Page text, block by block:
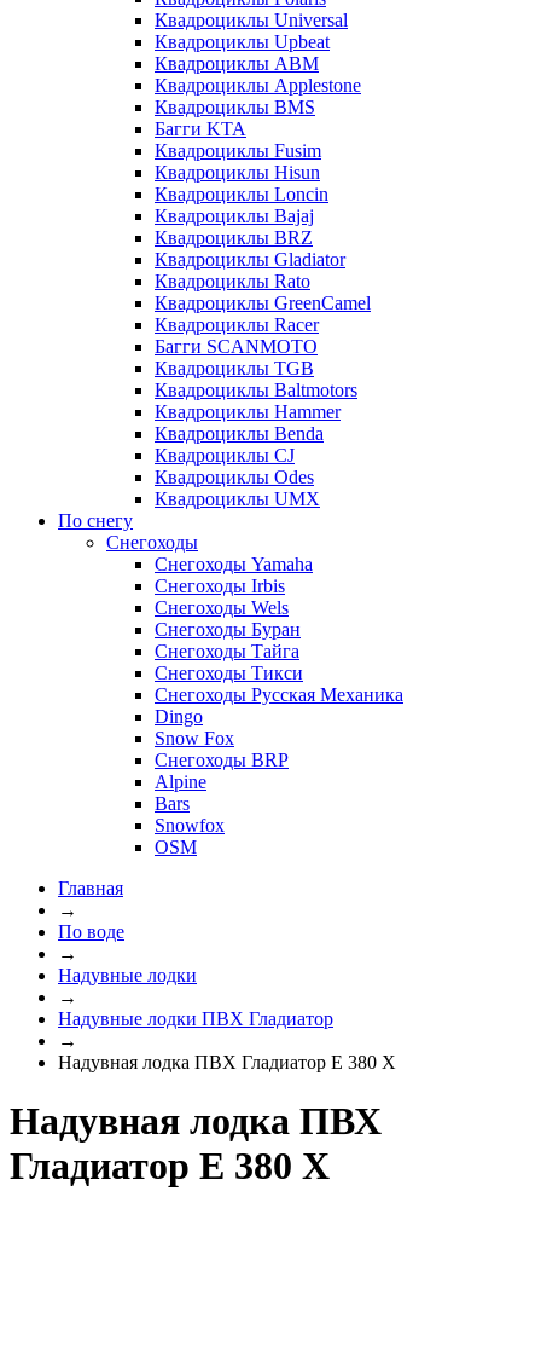
Квадроциклы Universal
Квадроциклы Upbeat
Квадроциклы ABM
Квадроциклы Applestone
Квадроциклы BMS
Багги KTA
Квадроциклы Fusim
Квадроциклы Hisun
Квадроциклы Loncin
Квадроциклы Bajaj
Квадроциклы BRZ
Квадроциклы Gladiator
Квадроциклы Rato
Квадроциклы GreenCamel
Квадроциклы Racer
Багги SCANMOTO
Квадроциклы TGB
Квадроциклы Baltmotors
Квадроциклы Hammer
Квадроциклы Benda
Квадроциклы CJ
Квадроциклы Odes
Квадроциклы UMX
По снегу
Снегоходы
Снегоходы Yamaha
Снегоходы Irbis
Снегоходы Wels
Снегоходы Буран
Снегоходы Тайга
Снегоходы Тикси
Снегоходы Русская Механика
Dingo
Snow Fox
Снегоходы BRP
Alpine
Bars
Snowfox
OSM
Главная
→
По воде
→
Надувные лодки
→
Надувные лодки ПВХ Гладиатор
→
Надувная лодка ПВХ Гладиатор E 380 X
Надувная лодка ПВХ
Гладиатор E 380 X